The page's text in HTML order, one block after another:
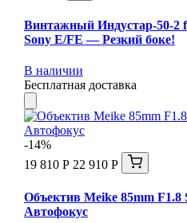
Винтажный Индустар-50-2
Sony E/FE — Резкий боке!
В наличии
Бесплатная доставка
-14%
19 810 Р 22 910 Р
Объектив Meike 85mm F1.8
Автофокус